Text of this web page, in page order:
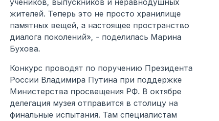
учеников, выпускников и неравнодушных
жителей. Теперь это не просто хранилище
памятных вещей, а настоящее пространство
диалога поколений», - поделилась Марина
Бухова.
Конкурс проводят по поручению Президента
России Владимира Путина при поддержке
Министерства просвещения РФ. В октябре
делегация музея отправится в столицу на
финальные испытания. Там специалистам